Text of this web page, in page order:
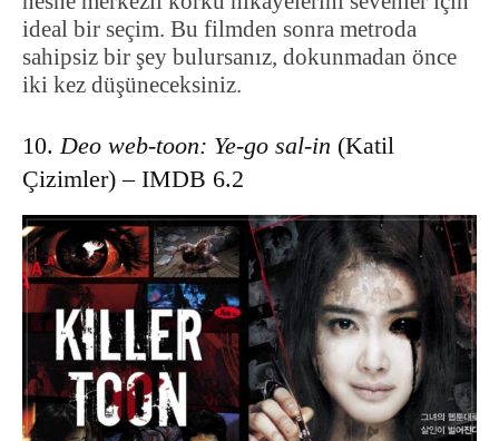
ideal bir seçim. Bu filmden sonra metroda
sahipsiz bir şey bulursanız, dokunmadan önce
iki kez düşüneceksiniz.
10. Deo web-toon: Ye-go sal-in (Katil
Çizimler) – IMDB 6.2